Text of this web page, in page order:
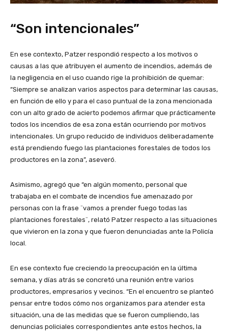
“Son intencionales”
En ese contexto, Patzer respondió respecto a los motivos o
causas a las que atribuyen el aumento de incendios, además de
la negligencia en el uso cuando rige la prohibición de quemar:
“Siempre se analizan varios aspectos para determinar las causas,
en función de ello y para el caso puntual de la zona mencionada
con un alto grado de acierto podemos afirmar que prácticamente
todos los incendios de esa zona están ocurriendo por motivos
intencionales. Un grupo reducido de individuos deliberadamente
está prendiendo fuego las plantaciones forestales de todos los
productores en la zona”, aseveró.
Asimismo, agregó que “en algún momento, personal que
trabajaba en el combate de incendios fue amenazado por
personas con la frase ¨vamos a prender fuego todas las
plantaciones forestales¨, relató Patzer respecto a las situaciones
que vivieron en la zona y que fueron denunciadas ante la Policía
local.
En ese contexto fue creciendo la preocupación en la última
semana, y días atrás se concretó una reunión entre varios
productores, empresarios y vecinos. “En el encuentro se planteó
pensar entre todos cómo nos organizamos para atender esta
situación, una de las medidas que se fueron cumpliendo, las
denuncias policiales correspondientes ante estos hechos, la